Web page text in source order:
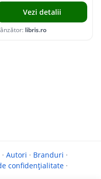
Vezi detalii
libris.ro
· Autori · Branduri ·
confidențialitate ·